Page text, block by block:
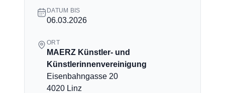
DATUM BIS
06.03.2026
ORT
MAERZ Künstler- und
Künstlerinnenvereinigung
Eisenbahngasse 20
4020 Linz